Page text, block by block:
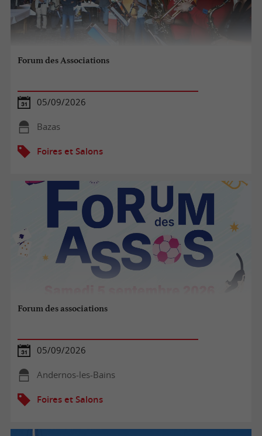
Forum des Associations
05/09/2026
Bazas
Foires et Salons
Forum des associations
05/09/2026
Andernos-les-Bains
Foires et Salons